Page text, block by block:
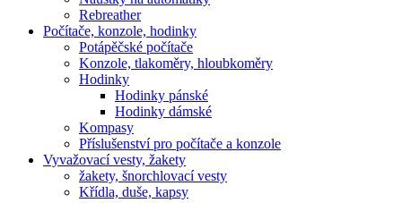
Rebreather
Počítače, konzole, hodinky
Potápěčské počítače
Konzole, tlakoměry, hloubkoměry
Hodinky
Hodinky pánské
Hodinky dámské
Kompasy
Příslušenství pro počítače a konzole
Vyvažovací vesty, žakety
žakety, šnorchlovací vesty
Křídla, duše, kapsy